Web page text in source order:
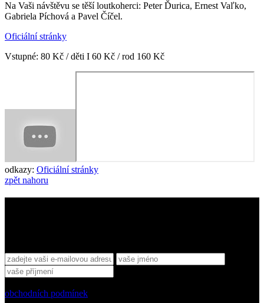
Na Vaši návštěvu se těší loutkoherci: Peter Ďurica, Ernest Vaľko,
Gabriela Píchová a Pavel Číčel.
Oficiální stránky
Vstupné: 80 Kč / děti I 60 Kč / rod 160 Kč
odkazy: Oficiální stránky
zpět nahoru
obchodních podmínek